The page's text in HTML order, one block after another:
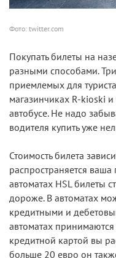
Фото: twitter.com
Покупать билеты на
разными способами.
приемлемых для
магазинчиках R-kioski и
автобусе. Не надо
водителя купить уже
Стоимость билета
распространяется
автоматах HSL билеты
дороже. В автоматах
кредитными и
автоматах
кредитной картой вы
больше 20 евро он